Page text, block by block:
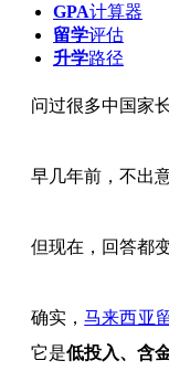
GPA计算器
留学评估
升学路径
问过很多中国家
早几年前，不出
但现在，回答都
确实，马来西亚
它是低投入、含